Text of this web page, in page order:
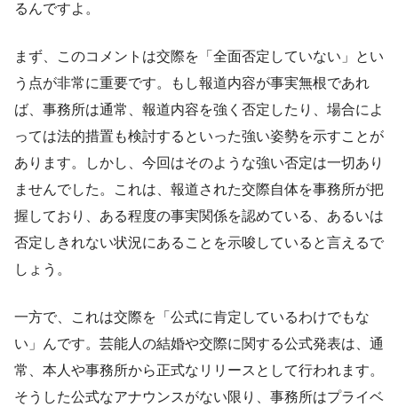
るんですよ。
まず、このコメントは交際を「全面否定していない」とい
う点が非常に重要です。もし報道内容が事実無根であれ
ば、事務所は通常、報道内容を強く否定したり、場合によ
っては法的措置も検討するといった強い姿勢を示すことが
あります。しかし、今回はそのような強い否定は一切あり
ませんでした。これは、報道された交際自体を事務所が把
握しており、ある程度の事実関係を認めている、あるいは
否定しきれない状況にあることを示唆していると言えるで
しょう。
一方で、これは交際を「公式に肯定しているわけでもな
い」んです。芸能人の結婚や交際に関する公式発表は、通
常、本人や事務所から正式なリリースとして行われます。
そうした公式なアナウンスがない限り、事務所はプライベ